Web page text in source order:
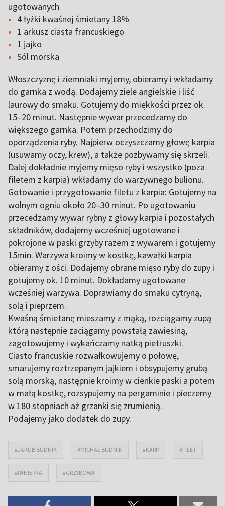
ugotowanych
4 łyżki kwaśnej śmietany 18%
1 arkusz ciasta francuskiego
1 jajko
Sól morska
Włoszczyznę i ziemniaki myjemy, obieramy i wkładamy
do garnka z wodą. Dodajemy ziele angielskie i liść
laurowy do smaku. Gotujemy do miękkości przez ok.
15–20 minut. Następnie wywar przecedzamy do
większego garnka. Potem przechodzimy do
oporządzenia ryby. Najpierw oczyszczamy głowę karpia
(usuwamy oczy, krew), a także pozbywamy się skrzeli.
Dalej dokładnie myjemy mięso ryby i wszystko (poza
filetem z karpia) wkładamy do warzywnego bulionu.
Gotowanie i przygotowanie filetu z karpia: Gotujemy na
wolnym ogniu około 20–30 minut. Po ugotowaniu
przecedzamy wywar rybny z głowy karpia i pozostałych
składników, dodajemy wcześniej ugotowane i
pokrojone w paski grzyby razem z wywarem i gotujemy
15min. Warzywa kroimy w kostkę, kawałki karpia
obieramy z ości. Dodajemy obrane mięso ryby do zupy i
gotujemy ok. 10 minut. Dokładamy ugotowane
wcześniej warzywa. Doprawiamy do smaku cytryną,
solą i pieprzem.
Kwaśną śmietanę mieszamy z mąką, rozciągamy zupą
którą następnie zaciągamy powstałą zawiesiną,
zagotowujemy i wykańczamy natką pietruszki.
Ciasto francuskie rozwałkowujemy o połowę,
smarujemy roztrzepanym jajkiem i obsypujemy grubą
solą morską, następnie kroimy w cienkie paski a potem
w małą kostkę, rozsypujemy na pergaminie i pieczemy
w 180 stopniach aż grzanki się zrumienią.
Podajemy jako dodatek do zupy.
#JAKUB BUDNIK #MICHAŁ BUDNIK #KARP #FILET
#PANIERKA #GRZYBOWA